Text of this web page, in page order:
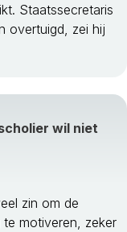
Staatssecretaris
overtuigd, zei hij
wil niet
zin om de
motiveren, zeker